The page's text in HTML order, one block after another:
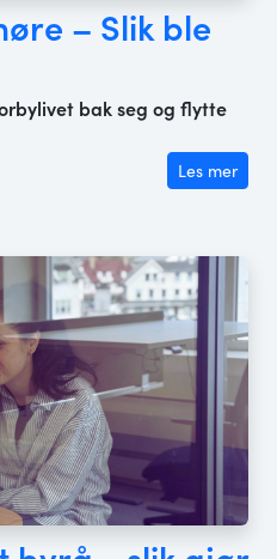
– Slik ble
bak seg og flytte
Les mer